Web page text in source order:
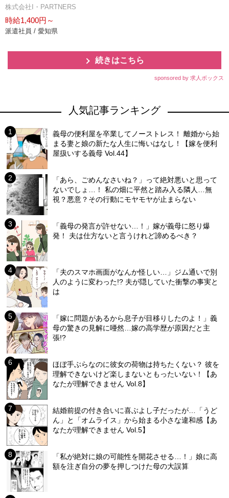
株式会社I・PARTNERS
時給1,400円～
派遣社員 / 愛知県
続きはこちら
sponsored by 求人ボックス
人気記事ランキング
義母の便利屋を卒業してノーストレス！ 離婚から始
まる妻と娘の新たな人生に悔いはなし！【嫁を便利
屋扱いする義母 Vol.44】
「あら、ごめんなさいね？」って絶対悪いと思って
ないでしょ…！ 私の畑に平然と踏み入る隣人…無
視？悪意？その行動にモヤモヤが止まらない
「義母の発言が許せない…！」嫁が義母に怒り爆
発！ 夫は仕方ないと言うけれど諦めるべき？
「夫のスマホ画面がなんか怪しい…」ジム通いで別
人のように変わった!? 夫が隠していた衝撃の事実と
は
「嫁に問題があるから息子が目移りしたのよ！」義
母の驚きの見解に唖然…嫁の高学歴が原因だと主
張!?
ほぼ手ぶらなのに彼女の荷物は持ちたくない？ 彼を
理解できないけど楽しまないともったいない！【あ
なたが理解できません Vol.8】
結婚前提の付き合いに喜ぶよし子だったが…「うど
ん」と「オムライス」から始まる小さな違和感【あ
なたが理解できません Vol.5】
「私が絶対に娘の可能性を開花させる…！」娘に高
額を注ぎ自分の夢を押しつけた母の大誤算